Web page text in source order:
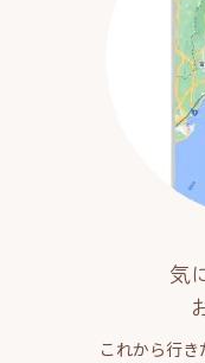
気
これから行